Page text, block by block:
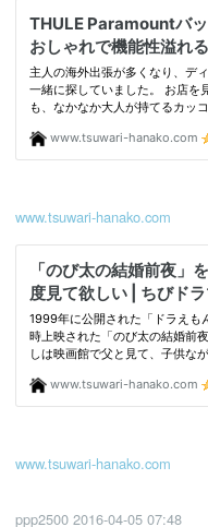
www.tsuwari-hanako.com
www.tsuwari-hanako.com
ppp2500 2016-04-05 07:48